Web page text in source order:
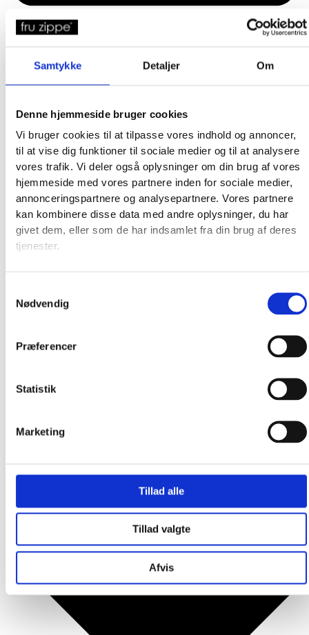
Samtykke Detaljer Om
Denne hjemmeside bruger cookies
Vi bruger cookies til at tilpasse vores indhold og annoncer,
til at vise dig funktioner til sociale medier og til at analysere
vores trafik. Vi deler også oplysninger om din brug af vores
hjemmeside med vores partnere inden for sociale medier,
annonceringspartnere og analysepartnere. Vores partnere
kan kombinere disse data med andre oplysninger, du har
givet dem, eller som de har indsamlet fra din brug af deres
tjenester.
Nødvendig
Præferencer
Statistik
Marketing
Tillad alle
Tillad valgte
Afvis
Produkter